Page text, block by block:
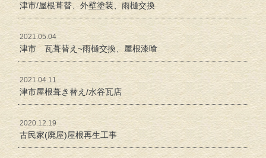
津市/屋根葺替、外壁塗装、雨樋交換
2021.05.04
津市 瓦葺替え~雨樋交換、屋根漆喰
2021.04.11
津市屋根葺き替え/水谷瓦店
2020.12.19
古民家(廃屋)屋根再生工事